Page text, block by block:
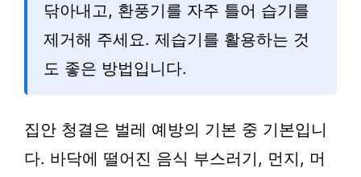
닦아내고, 환풍기를 자주 틀어 습기를
제거해 주세요. 제습기를 활용하는 것
도 좋은 방법입니다.
집안 청결은 벌레 예방의 기본 중 기본입니
다. 바닥에 떨어진 음식 부스러기, 먼지, 머